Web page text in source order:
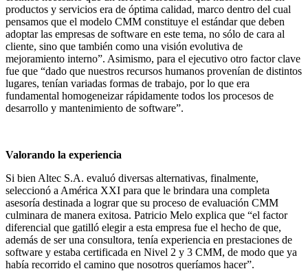
productos y servicios era de óptima calidad, marco dentro del cual
pensamos que el modelo CMM constituye el estándar que deben
adoptar las empresas de software en este tema, no sólo de cara al
cliente, sino que también como una visión evolutiva de
mejoramiento interno”. Asimismo, para el ejecutivo otro factor clave
fue que “dado que nuestros recursos humanos provenían de distintos
lugares, tenían variadas formas de trabajo, por lo que era
fundamental homogeneizar rápidamente todos los procesos de
desarrollo y mantenimiento de software”.
Valorando la experiencia
Si bien Altec S.A. evaluó diversas alternativas, finalmente,
seleccionó a América XXI para que le brindara una completa
asesoría destinada a lograr que su proceso de evaluación CMM
culminara de manera exitosa. Patricio Melo explica que “el factor
diferencial que gatilló elegir a esta empresa fue el hecho de que,
además de ser una consultora, tenía experiencia en prestaciones de
software y estaba certificada en Nivel 2 y 3 CMM, de modo que ya
había recorrido el camino que nosotros queríamos hacer”.